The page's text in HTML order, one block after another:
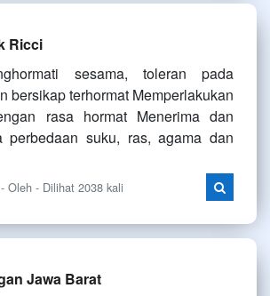
Ricci
sesama, toleran pada
bersikap terhormat Memperlakukan
rasa hormat Menerima dan
perbedaan suku, ras, agama dan
Oleh - Dilihat 2038 kali
Jawa Barat